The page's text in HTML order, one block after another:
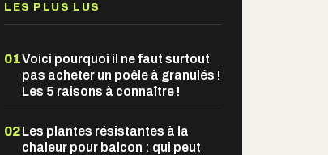
LES PLUS LUS
01Voici pourquoi il ne faut surtout
pas acheter un poêle à granulés !
Les 5 raisons à connaître !
02Les plantes résistantes à la
chaleur pour balcon : qui peut